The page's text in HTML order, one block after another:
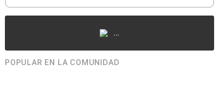
...
POPULAR EN LA COMUNIDAD